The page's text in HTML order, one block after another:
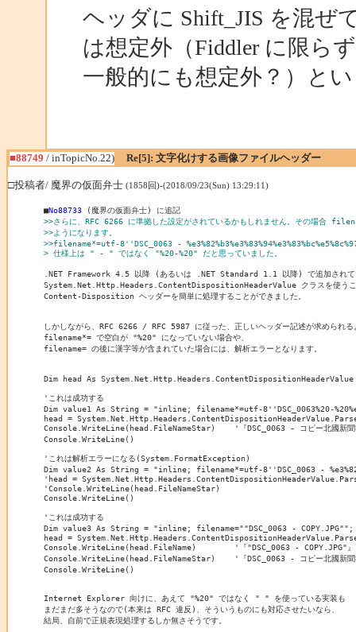
ヘッダに Shift_JIS を混ぜ
は想定外（Fiddler に限らず
一般的にも想定外？）と
■88749 / inTopicNo.22) Re[5]: 文字化けする画像ファイルヘッダー
□投稿者/ 魔界の仮面弁士 (1858回)-(2018/09/23(Sun) 13:29:11)
■No88733
>>さらに、RFC 6266 に準拠した設定がされているかもしれません。その場合
>>ようになります。
>>filename*=utf-8''DSC_0063 -
> 仕様上は " - " ではなく "%20-%20" だと思っていました。
.NET Framework 4.5 以降 (あるいは .NET Standard 1.1 以降) で追加されて
System.Net.Http.Headers.ContentDispositionHeaderValue クラスを使うこ
Content-Disposition ヘッダーを簡単に処理することができました。
しかしながら、RFC 6266 / RFC 5987 に従った、正しいヘッダー記述が求められる
filename*= で空白が "%20" になっていない場合や、
filename= の後に漢字等が含まれていた場合には、解析エラーとなります。
Dim head As System.Net.Http.Headers.ContentDispositionHeaderValue
'これは成功する
Dim value1 As String = "inline; filename*=utf-8''DSC_0063%20-
head =
Console.WriteLine(head.FileNameStar)    '『DSC_0063 - コピー北國新聞
Console.WriteLine()
'これは解析エラーになる(System.FormatException)
Dim value2 As String = "inline; filename*=utf-8''DSC_0063 -
'head =
'Console.WriteLine(head.FileNameStar)
Console.WriteLine()
'これは成功する
Dim value3 As String = "inline; filename=""DSC_0063 - COPY.JPG"";
head =
Console.WriteLine(head.FileName)        '『"DSC_0063 - COPY.JPG"』
Console.WriteLine(head.FileNameStar)    '『DSC_0063 - コピー北國新聞
Console.WriteLine()
Internet Explorer 向けに、あえて "%20" ではなく " " を使っている実装も
まだまだ多そうなので(本来は RFC 違反)、そういうものにも対応させたいなら、
結局、自前で正規表現処理するしか無さそうです。